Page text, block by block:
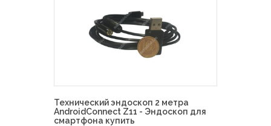
Технический эндоскоп 2 метра
AndroidConnect Z11 - Эндоскоп для
смартфона купить